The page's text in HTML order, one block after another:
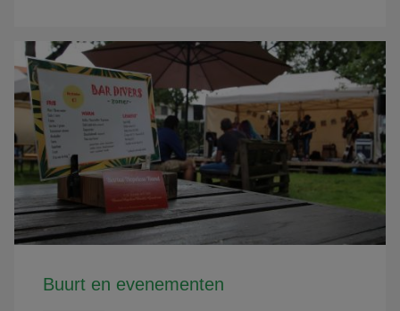
Buurt en evenementen